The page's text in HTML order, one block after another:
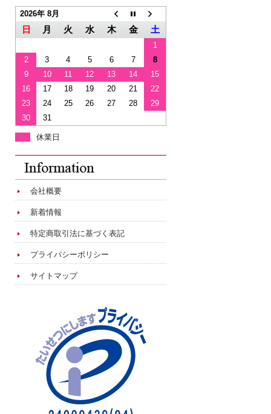
2026年 8月
日 月 火 水 木 金 土
1
2
3 4 5 6 7
8
9
10 11 12 13 14
15
16
17 18 19 20 21
22
23
24 25 26 27 28
29
30
31
休業日
会社概要
新着情報
特定商取引法に基づく表記
プライバシーポリシー
サイトマップ